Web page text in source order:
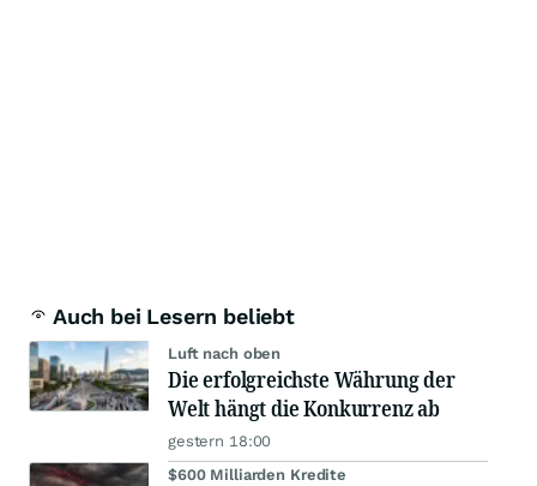
Auch bei Lesern beliebt
Luft nach oben
Die erfolgreichste Währung der
Welt hängt die Konkurrenz ab
gestern 18:00
$600 Milliarden Kredite